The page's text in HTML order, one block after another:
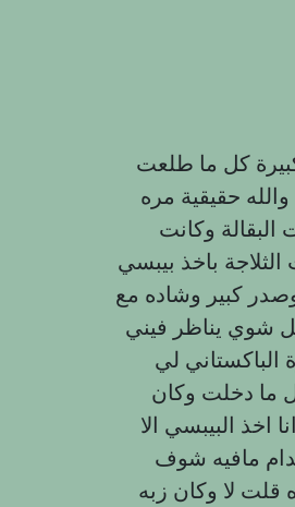
كبيرة كل ما طلعت
حقيقية مره
بيتنا يمكن مشي ٣ دقايق وصلت البقالة وكانت
باخذ بيبسي
كبير وشاده مع
شوي يناظر فيني
لي
ما دخلت وكان
البيبسي الا
مافيه شوف
لا وكان زبه